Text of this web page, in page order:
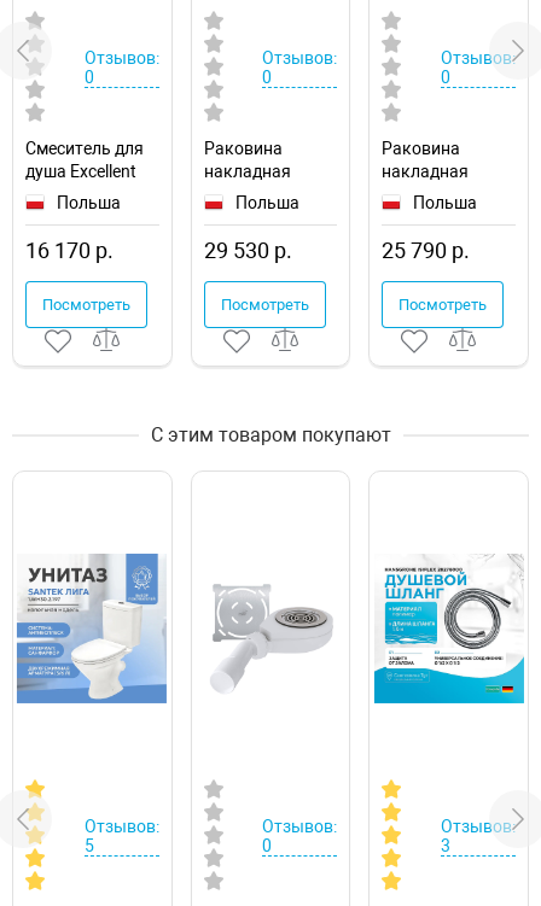
Отзывов:
0
Смеситель для
душа Excellent
CleverПольша
16 170 р.
Посмотреть
Отзывов:
0
Раковина
накладная
Excellent x50
Польша
29 530 р.
Посмотреть
Отзывов:
0
Раковина
накладная
Excellent x40
Польша
25 790 р.
Посмотреть
С этим товаром покупают
Отзывов:
5
Отзывов:
0
Отзывов:
3